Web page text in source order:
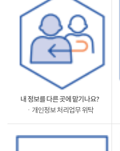
내 정보를 다른 곳에 맡기나요?
ㆍ개인정보 처리업무 위탁